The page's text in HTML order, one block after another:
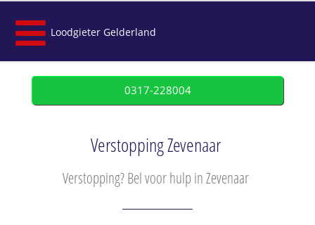
Loodgieter Gelderland
0317-228004
Verstopping Zevenaar
Verstopping? Bel voor hulp in Zevenaar